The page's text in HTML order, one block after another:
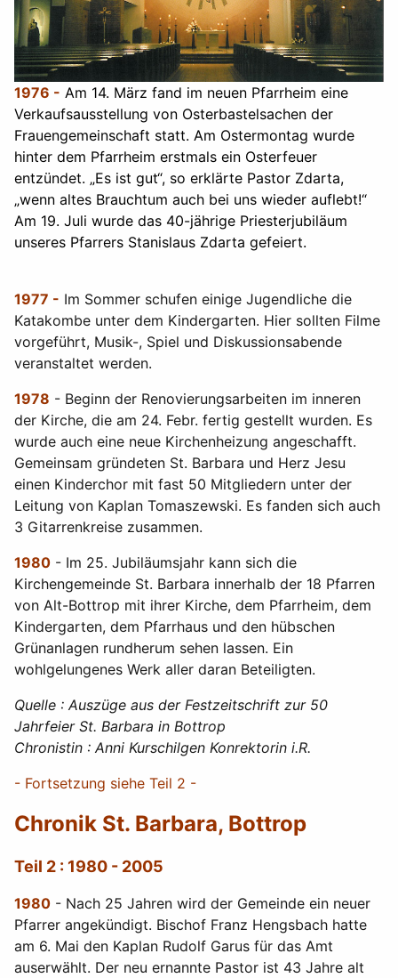
1976 - Am 14. März fand im neuen Pfarrheim eine
Verkaufsausstellung von Osterbastelsachen der
Frauengemeinschaft statt. Am Ostermontag wurde
hinter dem Pfarrheim erstmals ein Osterfeuer
entzündet. „Es ist gut“, so erklärte Pastor Zdarta,
„wenn altes Brauchtum auch bei uns wieder auflebt!“
Am 19. Juli wurde das 40-jährige Priesterjubiläum
unseres Pfarrers Stanislaus Zdarta gefeiert.
1977 - Im Sommer schufen einige Jugendliche die
Katakombe unter dem Kindergarten. Hier sollten Filme
vorgeführt, Musik-, Spiel und Diskussionsabende
veranstaltet werden.
1978 - Beginn der Renovierungsarbeiten im inneren
der Kirche, die am 24. Febr. fertig gestellt wurden. Es
wurde auch eine neue Kirchenheizung angeschafft.
Gemeinsam gründeten St. Barbara und Herz Jesu
einen Kinderchor mit fast 50 Mitgliedern unter der
Leitung von Kaplan Tomaszewski. Es fanden sich auch
3 Gitarrenkreise zusammen.
1980 - Im 25. Jubiläumsjahr kann sich die
Kirchengemeinde St. Barbara innerhalb der 18 Pfarren
von Alt-Bottrop mit ihrer Kirche, dem Pfarrheim, dem
Kindergarten, dem Pfarrhaus und den hübschen
Grünanlagen rundherum sehen lassen. Ein
wohlgelungenes Werk aller daran Beteiligten.
Quelle : Auszüge aus der Festzeitschrift zur 50
Jahrfeier St. Barbara in Bottrop
Chronistin : Anni Kurschilgen Konrektorin i.R.
- Fortsetzung siehe Teil 2 -
Chronik St. Barbara, Bottrop
Teil 2 : 1980 - 2005
1980 - Nach 25 Jahren wird der Gemeinde ein neuer
Pfarrer angekündigt. Bischof Franz Hengsbach hatte
am 6. Mai den Kaplan Rudolf Garus für das Amt
auserwählt. Der neu ernannte Pastor ist 43 Jahre alt